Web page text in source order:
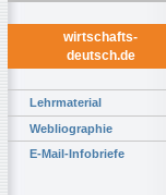
wirtschafts-
deutsch.de
Lehrmaterial
Webliographie
E-Mail-Infobriefe